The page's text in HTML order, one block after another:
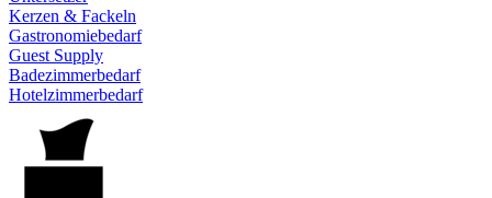
Kerzen & Fackeln
Gastronomiebedarf
Guest Supply
Badezimmerbedarf
Hotelzimmerbedarf